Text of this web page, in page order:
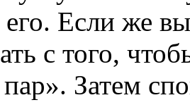
его. Если же
с того,
пар». Затем